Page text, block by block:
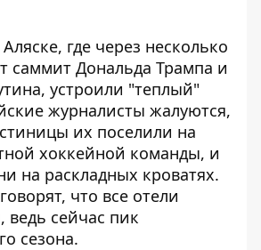
где через несколько
саммит Дональда Трампа и
, устроили "теплый"
журналисты жалуются,
их поселили на
хоккейной команды, и
на раскладных кроватях.
что все отели
ведь сейчас пик
сезона.